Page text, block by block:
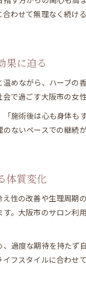
膣
わせて無理なく続
果に迫る
めながら、ハーブ
で過ごす大阪市の女
施術後は心も身体
ないペースでの継続
体質変化
性の改善や生理周
。大阪市のサロン
過度な期待を持た
フスタイルに合わせ